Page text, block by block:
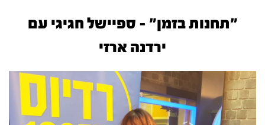
"תחנות בזמן" - ספיישל חגיגי עם
ירדנה ארזי